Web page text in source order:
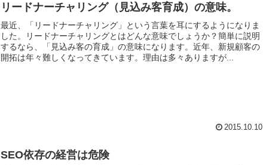
リードナーチャリング（見込み客育成）の意味。
最近、「リードナーチャリング」という言葉を耳にするようになりま
した。リードナーチャリングとはどんな意味でしょうか？簡単に説明
するなら、「見込み客の育成」の意味になります。近年、新規顧客の
開拓は年々難しくなってきています。理由は多々ありますが...
2015.10.10
SEO依存の経営は危険